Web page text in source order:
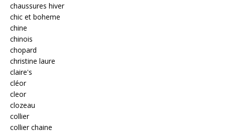
chaussures hiver
chic et boheme
chine
chinois
chopard
christine laure
claire's
cléor
cleor
clozeau
collier
collier chaine